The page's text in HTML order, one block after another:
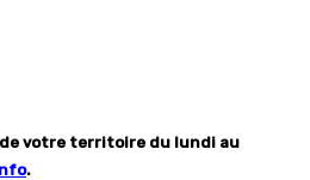
votre territoire du lundi au
.